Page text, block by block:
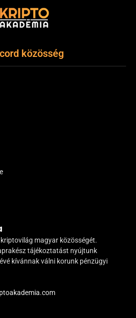
közösség
magyar közösségét.
tájékoztatást nyújtunk
kívánnak válni korunk pénzügyi